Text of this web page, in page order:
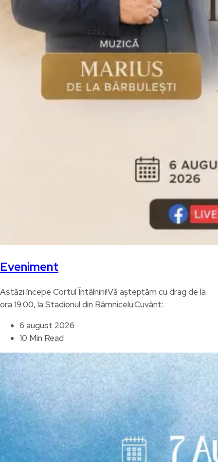
Eveniment
Astăzi începe Cortul Întâlnirii!Vă așteptăm cu drag de la
ora 19:00, la Stadionul din Râmnicelu.Cuvânt:
6 august 2026
10 Min Read